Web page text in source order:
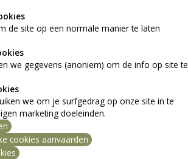
aan doen
Het is begin 1987, in het
werd. Zijn eerste vraag aan
Ridgein Frankrijk. 'Als een film
is onvoorspelbaar en wat het
iets anders', - dixit Eastwood. Een
varianten zal herhalen.
de site op een normale manier te laten
we gegevens (anoniem) om de info op site te
we om je surfgedrag op onze site in te
marketing doeleinden.
cookies aanvaarden